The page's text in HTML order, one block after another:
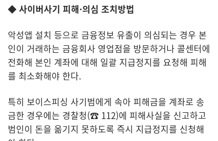
◆ 사이버사기 피해·의심 조치방법
악성앱 설치 등으로 금융정보 유출이 의심되는 경우 본
인이 거래하는 금융회사 영업점을 방문하거나 콜센터에
전화해 본인 계좌에 대해 일괄 지급정지를 요청해 피해
를 최소화해야 한다.
특히 보이스피싱 사기범에게 속아 피해금을 계좌로 송
금한 경우에는 경찰청(☎ 112)에 피해사실을 신고하고
범인이 돈을 옮기지 못하도록 즉시 지급정지를 신청해